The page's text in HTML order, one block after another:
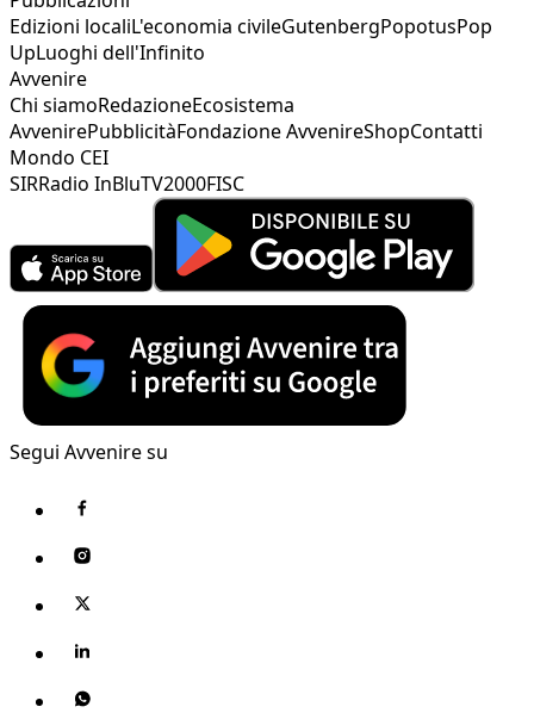
Edizioni localiL'economia civileGutenbergPopotusPop
UpLuoghi dell'Infinito
Avvenire
Chi siamoRedazioneEcosistema
AvvenirePubblicitàFondazione AvvenireShopContatti
Mondo CEI
SIRRadio InBluTV2000FISC
Segui Avvenire su